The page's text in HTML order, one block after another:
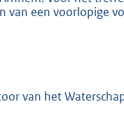
een voorlopige
van het